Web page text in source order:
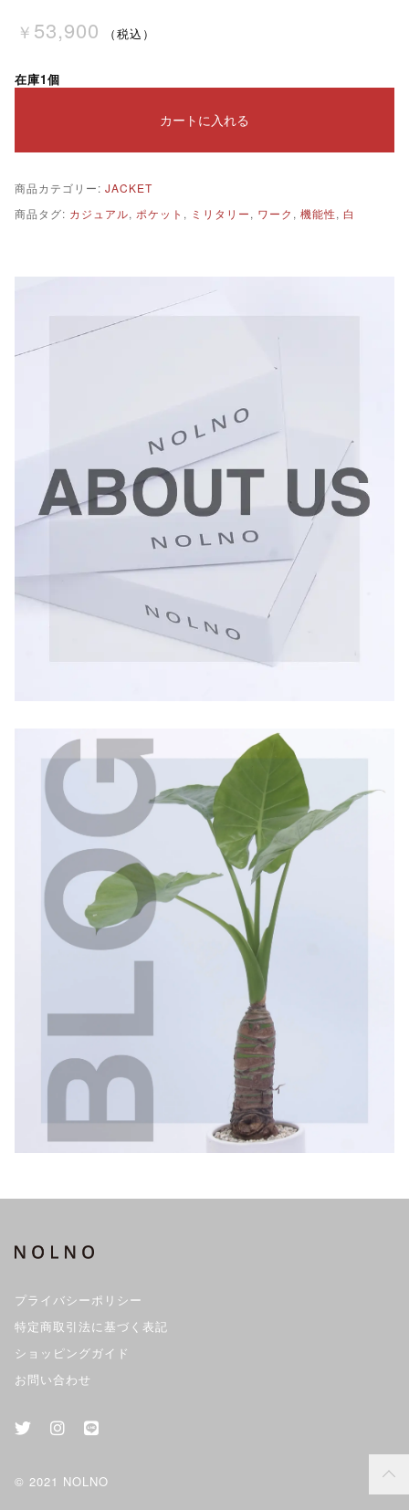
￥ 53,900 （税込）
在庫1個
カートに入れる
商品カテゴリー: JACKET
商品タグ: カジュアル, ポケット , ミリタリー, ワーク , 機能性, 白
プライバシーポリシー
特定商取引法に基づく表記
ショッピングガイド
お問い合わせ
© 2021 NOLNO